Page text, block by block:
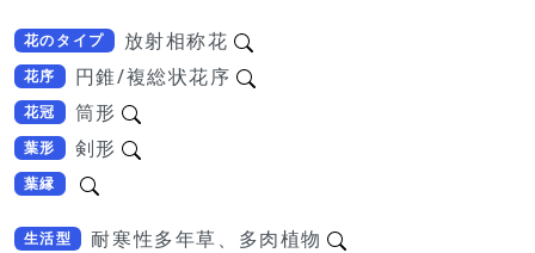
花のタイプ 放射相称花
花序 円錐/複総状花序
花冠 筒形
葉形 剣形
葉縁
生活型 耐寒性多年草、多肉植物